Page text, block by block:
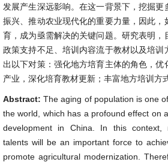
发展产生深远影响。在这一背景下，挖掘
振兴、推动农业现代化的重要力量，因此，
育，成为亟需解决的关键问题。研究表明，
政策支持不足、培训内容流于教材以及培训
出以下对策：强化地方培育主体的角色，
产业，深化培育教材更新；丰富地方培训方
Abstract:The aging of population is one
the world, which has a profound effect on
development in China. In this context,
talents will be an important force to
promote agricultural modernization.